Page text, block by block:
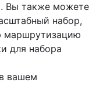
. Вы также можете
набор,
маршрутизацию
для набора
в вашем